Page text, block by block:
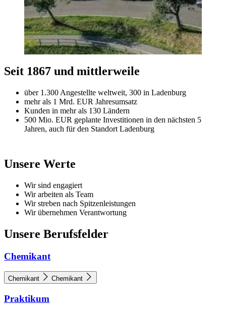
Seit 1867 und mittlerweile
über 1.300 Angestellte weltweit, 300 in Ladenburg
mehr als 1 Mrd. EUR Jahresumsatz
Kunden in mehr als 130 Ländern
500 Mio. EUR geplante Investitionen in den nächsten 5
Jahren, auch für den Standort Ladenburg
Unsere Werte
Wir sind engagiert
Wir arbeiten als Team
Wir streben nach Spitzenleistungen
Wir übernehmen Verantwortung
Unsere Berufsfelder
Chemikant
Chemikant Chemikant
Praktikum